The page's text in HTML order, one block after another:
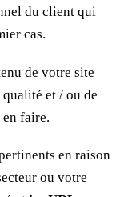
du client qui
cas.
de votre site
et / ou de
faire.
en raison
ou votre